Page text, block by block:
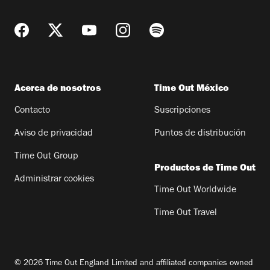
Acerca de nosotros
Contacto
Aviso de privacidad
Time Out Group
Administrar cookies
Time Out México
Suscripciones
Puntos de distribución
Productos de Time Out
Time Out Worldwide
Time Out Travel
© 2026 Time Out England Limited and affiliated companies owned